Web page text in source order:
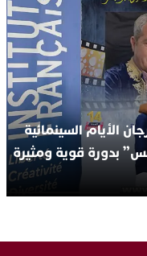
الأيام السينمائية
بدورة قوية ومثيرة